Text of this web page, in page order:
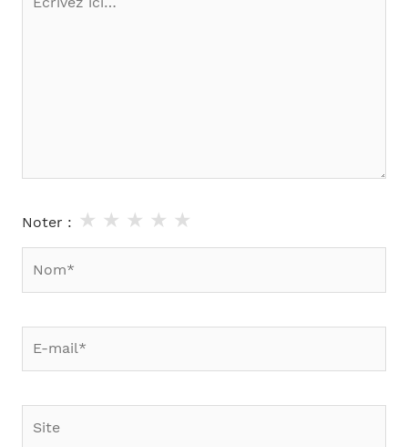
ici…
Noter : ★
★
★
★
★
mail*